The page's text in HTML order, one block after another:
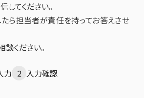
てください。
ら担当者が責任を持ってお答えさせ
談ください。
力 2 入力確認